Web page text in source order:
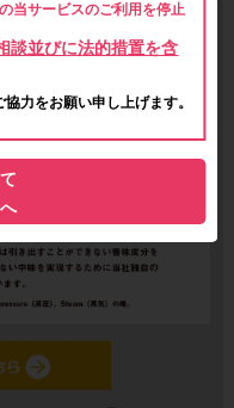
当サービスのご利用を停止
談並びに法的措置を含
協力をお願い申し上げます。